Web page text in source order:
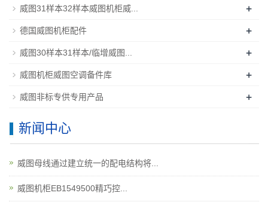
威图31样本32样本威图机柜威... +
德国威图机柜配件 +
威图30样本31样本/临增威图... +
威图机柜威图空调备件库 +
威图非标专供专用产品 +
新闻中心
威图母线通过建立统一的配电结构将...
威图机柜EB1549500精巧控...